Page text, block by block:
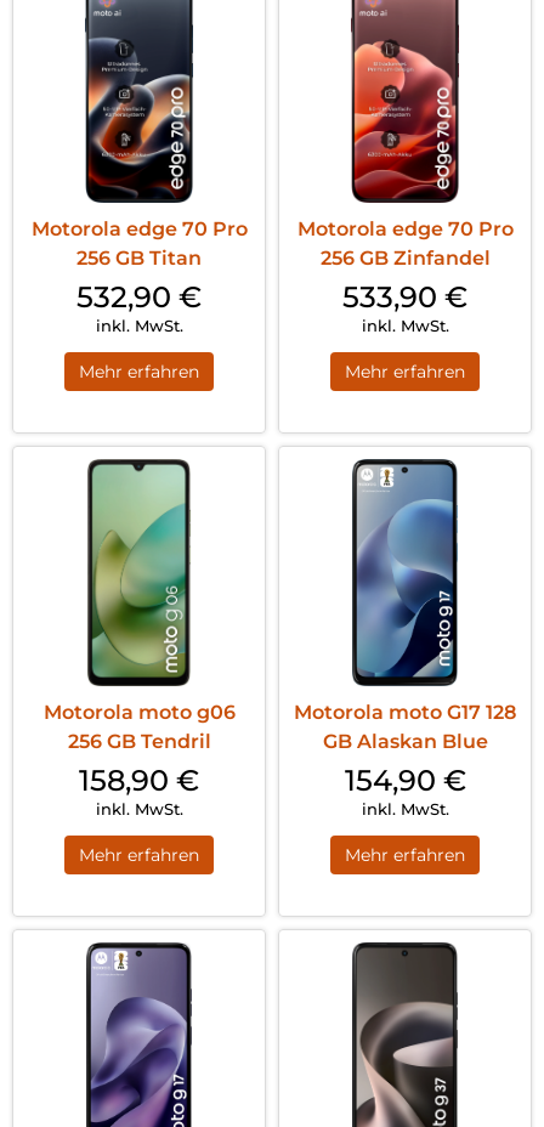
Motorola edge 70 Pro
256 GB Titan
532,90 €
inkl. MwSt.
Mehr erfahren
Motorola edge 70 Pro
256 GB Zinfandel
533,90 €
inkl. MwSt.
Mehr erfahren
Motorola moto g06
256 GB Tendril
158,90 €
inkl. MwSt.
Mehr erfahren
Motorola moto G17 128
GB Alaskan Blue
154,90 €
inkl. MwSt.
Mehr erfahren